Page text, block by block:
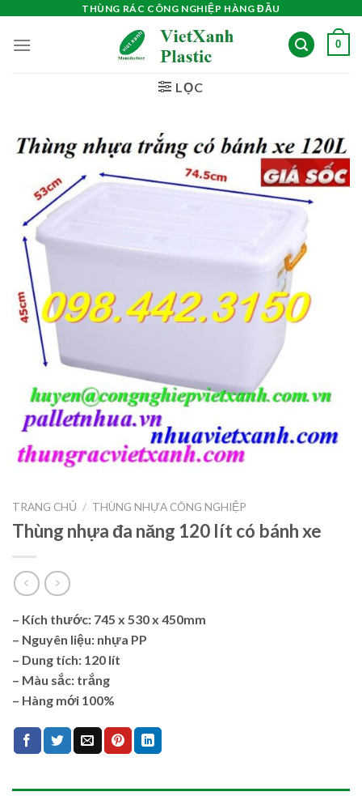
content
THÙNG RÁC CÔNG NGHIỆP HÀNG ĐẦU
0
LỌC
TRANG CHỦ / THÙNG NHỰA CÔNG NGHIỆP
Thùng nhựa đa năng 120 lít có bánh xe
– Kích thước: 745 x 530 x 450mm
– Nguyên liệu: nhựa PP
– Dung tích: 120 lít
– Màu sắc: trắng
– Hàng mới 100%